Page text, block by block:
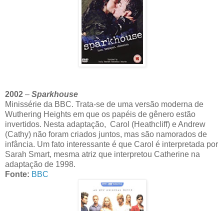
2002 – Sparkhouse
Minissérie da BBC. Trata-se de uma versão moderna de
Wuthering Heights em que os papéis de gênero estão
invertidos. Nesta adaptação, Carol (Heathcliff) e Andrew
(Cathy) não foram criados juntos, mas são namorados de
infância. Um fato interessante é que Carol é interpretada por
Sarah Smart, mesma atriz que interpretou Catherine na
adaptação de 1998.
Fonte: BBC